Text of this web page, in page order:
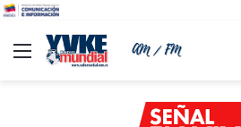
Menu